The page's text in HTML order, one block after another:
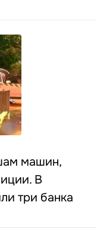
машин,
В
три банка